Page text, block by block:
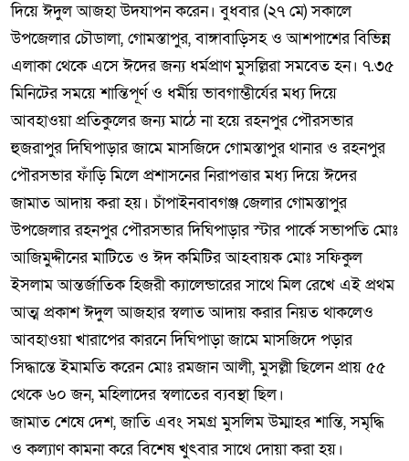
দিয়ে ঈদুল আজহা উদযাপন করেন। বুধবার (২৭ মে) সকালে
উপজেলার চৌডালা, গোমস্তাপুর, বাঙ্গাবাড়িসহ ও আশপাশের বিভিন্ন
এলাকা থেকে এসে ঈদের জন্য ধর্মপ্রাণ মুসল্লিরা সমবেত হন। ৭.৩৫
মিনিটের সময়ে শান্তিপূর্ণ ও ধর্মীয় ভাবগাম্ভীর্যের মধ্য দিয়ে
আবহাওয়া প্রতিকুলের জন্য মাঠে না হয়ে রহনপুর পৌরসভার
হুজরাপুর দিঘিপাড়ার জামে মাসজিদে গোমস্তাপুর থানার ও রহনপুর
পৌরসভার ফাঁড়ি মিলে প্রশাসনের নিরাপত্তার মধ্য দিয়ে ঈদের
জামাত আদায় করা হয়। চাঁপাইনবাবগঞ্জ জেলার গোমস্তাপুর
উপজেলার রহনপুর পৌরসভার দিঘিপাড়ার স্টার পার্কে সভাপতি মোঃ
আজিমুদ্দীনের মাটিতে ও ঈদ কমিটির আহবায়ক মোঃ সফিকুল
ইসলাম আন্তর্জাতিক হিজরী ক্যালেন্ডারের সাথে মিল রেখে এই প্রথম
আত্ম প্রকাশ ঈদুল আজহার স্বলাত আদায় করার নিয়ত থাকলেও
আবহাওয়া খারাপের কারনে দিঘিপাড়া জামে মাসজিদে পড়ার
সিদ্ধান্তে ইমামতি করেন মোঃ রমজান আলী, মুসল্লী ছিলেন প্রায় ৫৫
থেকে ৬০ জন, মহিলাদের স্বলাতের ব্যবস্থা ছিল।
জামাত শেষে দেশ, জাতি এবং সমগ্র মুসলিম উম্মাহর শান্তি, সমৃদ্ধি
ও কল্যাণ কামনা করে বিশেষ খুৎবার সাথে দোয়া করা হয়।